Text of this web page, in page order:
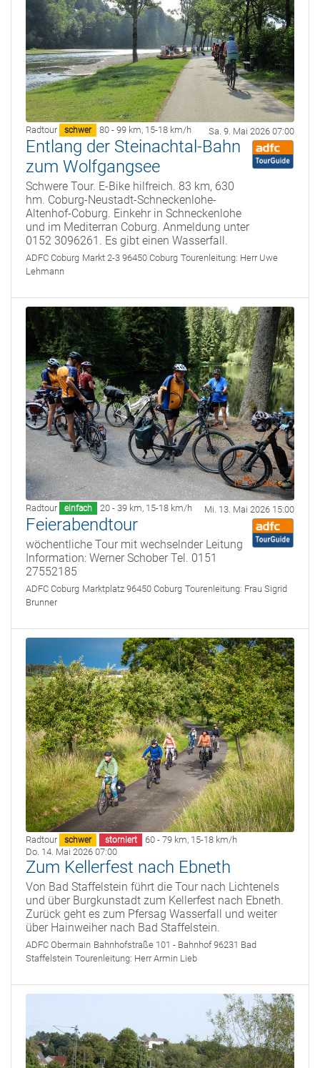
Radtour schwer 80 - 99 km, 15-18 km/h Sa. 9. Mai 2026 07:00
Entlang der Steinachtal-Bahn
zum Wolfgangsee
Schwere Tour. E-Bike hilfreich. 83 km, 630
hm. Coburg-Neustadt-Schneckenlohe-
Altenhof-Coburg. Einkehr in Schneckenlohe
und im Mediterran Coburg. Anmeldung unter
0152 3096261. Es gibt einen Wasserfall.
ADFC Coburg Markt 2-3 96450 Coburg Tourenleitung: Herr Uwe
Lehmann
Radtour einfach 20 - 39 km, 15-18 km/h Mi. 13. Mai 2026 15:00
Feierabendtour
wöchentliche Tour mit wechselnder Leitung
Information: Werner Schober Tel. 0151
27552185
ADFC Coburg Marktplatz 96450 Coburg Tourenleitung: Frau Sigrid
Brunner
Radtour schwer storniert 60 - 79 km, 15-18 km/h
Do. 14. Mai 2026 07:00
Zum Kellerfest nach Ebneth
Von Bad Staffelstein führt die Tour nach Lichtenels
und über Burgkunstadt zum Kellerfest nach Ebneth.
Zurück geht es zum Pfersag Wasserfall und weiter
über Hainweiher nach Bad Staffelstein.
ADFC Obermain Bahnhofstraße 101 - Bahnhof 96231 Bad
Staffelstein Tourenleitung: Herr Armin Lieb